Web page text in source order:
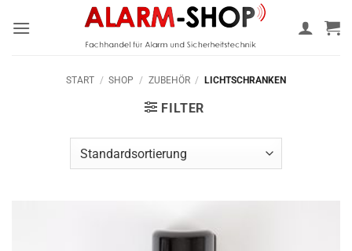
Inhalt
START / SHOP / ZUBEHÖR / LICHTSCHRANKEN
FILTER